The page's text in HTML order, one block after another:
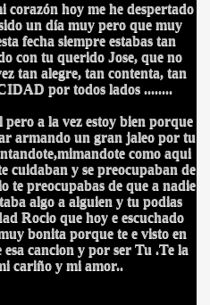
corazón hoy me he despertado
un día muy pero que muy
fecha siempre estabas tan
con tu querido Jose, que no
tan alegre, tan contenta, tan
por todos lados ........
a la vez estoy bien porque
armando un gran jaleo por tu
como aqui
cuidaban y se preocupaban de
te preocupabas de que a nadie
algo a alguien y tu podias
Rocio que hoy e escuchado
bonita porque te e visto en
esa cancion y por ser Tu .Te la
cariño y mi amor..